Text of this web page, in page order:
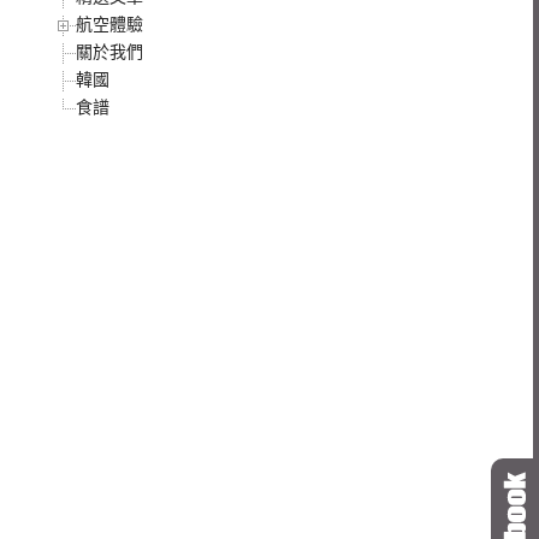
航空體驗
關於我們
韓國
食譜